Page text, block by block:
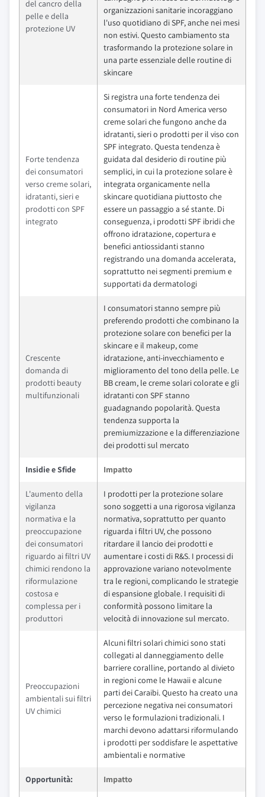
del cancro della
pelle e della
protezione UV
organizzazioni sanitarie incoraggiano
l'uso quotidiano di SPF, anche nei mesi
non estivi. Questo cambiamento sta
trasformando la protezione solare in
una parte essenziale delle routine di
skincare
Forte tendenza
dei consumatori
verso creme solari,
idratanti, sieri e
prodotti con SPF
integrato
Si registra una forte tendenza dei
consumatori in Nord America verso
creme solari che fungono anche da
idratanti, sieri o prodotti per il viso con
SPF integrato. Questa tendenza è
guidata dal desiderio di routine più
semplici, in cui la protezione solare è
integrata organicamente nella
skincare quotidiana piuttosto che
essere un passaggio a sé stante. Di
conseguenza, i prodotti SPF ibridi che
offrono idratazione, copertura e
benefici antiossidanti stanno
registrando una domanda accelerata,
soprattutto nei segmenti premium e
supportati da dermatologi
Crescente
domanda di
prodotti beauty
multifunzionali
I consumatori stanno sempre più
preferendo prodotti che combinano la
protezione solare con benefici per la
skincare e il makeup, come
idratazione, anti-invecchiamento e
miglioramento del tono della pelle. Le
BB cream, le creme solari colorate e gli
idratanti con SPF stanno
guadagnando popolarità. Questa
tendenza supporta la
premiumizzazione e la differenziazione
dei prodotti sul mercato
Insidie e Sfide Impatto
L'aumento della
vigilanza
normativa e la
preoccupazione
dei consumatori
riguardo ai filtri UV
chimici rendono la
riformulazione
costosa e
complessa per i
produttori
I prodotti per la protezione solare
sono soggetti a una rigorosa vigilanza
normativa, soprattutto per quanto
riguarda i filtri UV, che possono
ritardare il lancio dei prodotti e
aumentare i costi di R&S. I processi di
approvazione variano notevolmente
tra le regioni, complicando le strategie
di espansione globale. I requisiti di
conformità possono limitare la
velocità di innovazione sul mercato.
Preoccupazioni
ambientali sui filtri
UV chimici
Alcuni filtri solari chimici sono stati
collegati al danneggiamento delle
barriere coralline, portando al divieto
in regioni come le Hawaii e alcune
parti dei Caraibi. Questo ha creato una
percezione negativa nei consumatori
verso le formulazioni tradizionali. I
marchi devono adattarsi riformulando
i prodotti per soddisfare le aspettative
ambientali e normative
Opportunità: Impatto